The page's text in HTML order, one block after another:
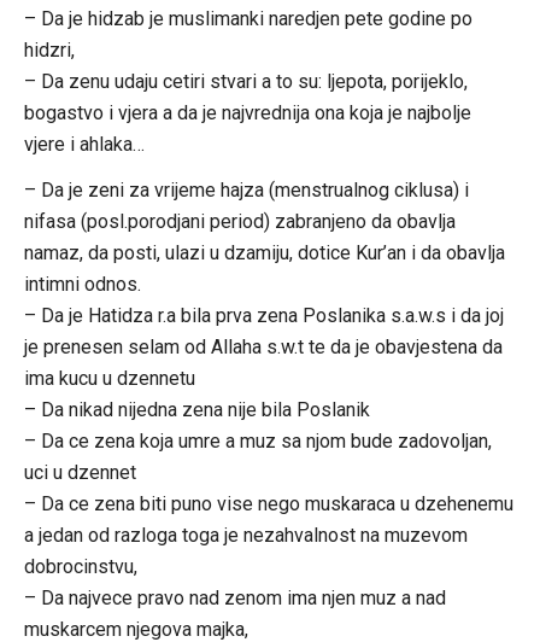
– Da je hidzab je muslimanki naredjen pete godine po
hidzri,
– Da zenu udaju cetiri stvari a to su: ljepota, porijeklo,
bogastvo i vjera a da je najvrednija ona koja je najbolje
vjere i ahlaka…
– Da je zeni za vrijeme hajza (menstrualnog ciklusa) i
nifasa (posl.porodjani period) zabranjeno da obavlja
namaz, da posti, ulazi u dzamiju, dotice Kur’an i da obavlja
intimni odnos.
– Da je Hatidza r.a bila prva zena Poslanika s.a.w.s i da joj
je prenesen selam od Allaha s.w.t te da je obavjestena da
ima kucu u dzennetu
– Da nikad nijedna zena nije bila Poslanik
– Da ce zena koja umre a muz sa njom bude zadovoljan,
uci u dzennet
– Da ce zena biti puno vise nego muskaraca u dzehenemu
a jedan od razloga toga je nezahvalnost na muzevom
dobrocinstvu,
– Da najvece pravo nad zenom ima njen muz a nad
muskarcem njegova majka,